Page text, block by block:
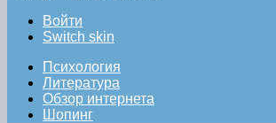
Войти
Switch skin
Психология
Литература
Обзор интернета
Шопинг